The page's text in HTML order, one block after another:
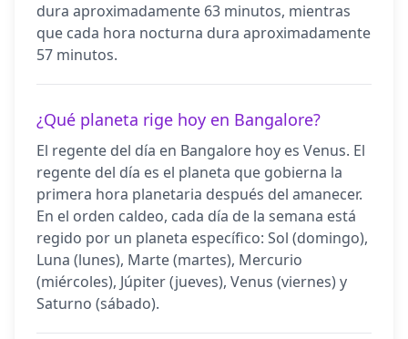
dura aproximadamente 63 minutos, mientras
que cada hora nocturna dura aproximadamente
57 minutos.
¿Qué planeta rige hoy en Bangalore?
El regente del día en Bangalore hoy es Venus. El
regente del día es el planeta que gobierna la
primera hora planetaria después del amanecer.
En el orden caldeo, cada día de la semana está
regido por un planeta específico: Sol (domingo),
Luna (lunes), Marte (martes), Mercurio
(miércoles), Júpiter (jueves), Venus (viernes) y
Saturno (sábado).